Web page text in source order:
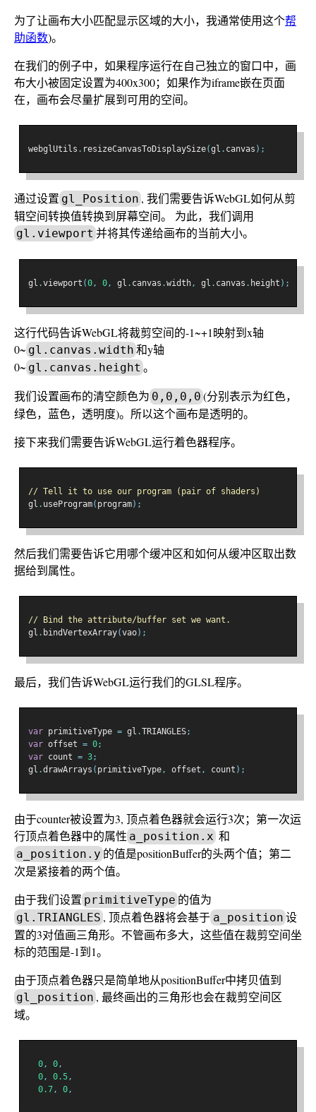
为了让画布大小匹配显示区域的大小，我通常使用这个帮
助函数)。
在我们的例子中，如果程序运行在自己独立的窗口中，画
布大小被固定设置为400x300；如果作为iframe嵌在页面
在，画布会尽量扩展到可用的空间。
webglUtils . resizeCanvasToDisplaySize(gl . canvas );
通过设置 gl_Position , 我们需要告诉WebGL如何从剪
辑空间转换值转换到屏幕空间。 为此，我们调用
gl.viewport 并将其传递给画布的当前大小。
gl .viewport (0, 0, gl . canvas .width, gl . canvas . height );
这行代码告诉WebGL将裁剪空间的-1~+1映射到x轴
0~ gl.canvas.width 和y轴
0~ gl.canvas.height 。
我们设置画布的清空颜色为 0,0,0,0 (分别表示为红色，
绿色，蓝色，透明度)。所以这个画布是透明的。
接下来我们需要告诉WebGL运行着色器程序。
// Tell it to use our program (pair of shaders)
gl . useProgram( program);
然后我们需要告诉它用哪个缓冲区和如何从缓冲区取出数
据给到属性。
// Bind the attribute/buffer set we want.
gl . bindVertexArray(vao);
最后，我们告诉WebGL运行我们的GLSL程序。
var primitiveType = gl .TRIANGLES;
var offset = 0;
var count = 3;
gl .drawArrays ( primitiveType, offset , count );
由于counter被设置为3, 顶点着色器就会运行3次；第一次运
行顶点着色器中的属性 a_position.x 和
a_position.y 的值是positionBuffer的头两个值；第二
次是紧接着的两个值。
由于我们设置 primitiveType 的值为
gl.TRIANGLES , 顶点着色器将会基于 a_position设
置的3对值画三角形。不管画布多大，这些值在裁剪空间坐
标的范围是-1到1。
由于顶点着色器只是简单地从positionBuffer中拷贝值到
gl_position , 最终画出的三角形也会在裁剪空间区
域。
0, 0,
0, 0.5,
0.7, 0,